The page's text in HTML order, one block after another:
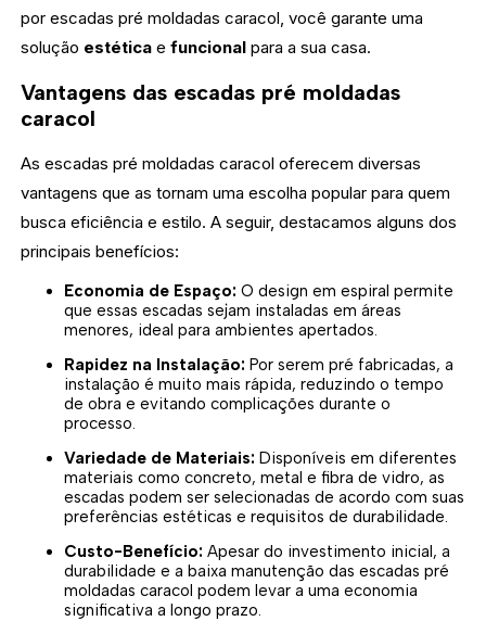
por escadas pré moldadas caracol, você garante uma
solução estética efuncional para a sua casa.
Vantagens das escadas pré moldadas
caracol
As escadas pré moldadas caracol oferecem diversas
vantagens que as tornam uma escolha popular para quem
busca eficiência e estilo. A seguir, destacamos alguns dos
principais benefícios:
Economia de Espaço: O design em espiral permite
que essas escadas sejam instaladas em áreas
menores, ideal para ambientes apertados.
Rapidez na Instalação: Por serem pré fabricadas, a
instalação é muito mais rápida, reduzindo o tempo
de obra e evitando complicações durante o
processo.
Variedade de Materiais: Disponíveis em diferentes
materiais como concreto, metal e fibra de vidro, as
escadas podem ser selecionadas de acordo com suas
preferências estéticas e requisitos de durabilidade.
Custo-Benefício: Apesar do investimento inicial, a
durabilidade e a baixa manutenção das escadas pré
moldadas caracol podem levar a uma economia
significativa a longo prazo.